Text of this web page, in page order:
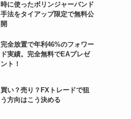
時に使ったボリンジャーバンド
手法をタイアップ限定で無料公
開
完全放置で年利46%のフォワー
ド実績。完全無料でEAプレゼ
ント！
買い？売り？FXトレードで狙
う方向はこう決める